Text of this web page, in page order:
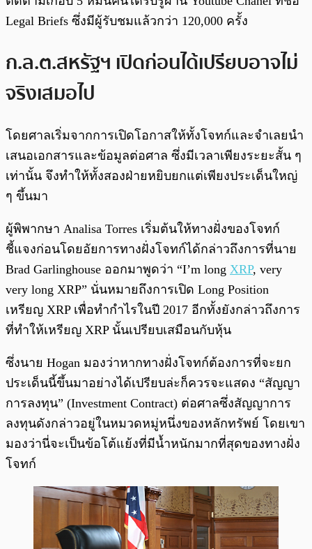
Legal Briefs ซึ่งมีผู้รับชมแล้วกว่า 120,000 ครั้ง
ก.ล.ต.สหรัฐฯ เปิดก่อนได้เปรียบอาจไม่
จริงเสมอไป
โดยศาลเริ่มจากการเปิดโอกาสให้ทั้งโจทก์และจำเลยนำ
เสนอเอกสารและข้อมูลต่อศาล ซึ่งมีเวลาเพียงระยะสั้น ๆ
เท่านั้น จึงทำให้ทั้งสองฝ่ายหยิบยกแต่เพียงประเด็นใหญ่
ๆ ขึ้นมา
ผู้พิพากษา Analisa Torres เริ่มต้นให้ทางฝั่งของโจทก์
ชี้แจงก่อนโดยอัยการทางฝั่งโจทก์ได้กล่าวถึงการที่นาย
Brad Garlinghouse ออกมาพูดว่า “I’m long XRP, very
very long XRP” นั่นหมายถึงการเปิด Long Position
เหรียญ XRP เพื่อทำกำไรในปี 2017 อีกทั้งยังกล่าวถึงการ
ที่ทำให้เหรียญ XRP นั้นเปรียบเสมือนกับหุ้น
ซึ่งนาย Hogan มองว่าหากทางฝั่งโจทก์ต้องการที่จะยก
ประเด็นนี้ขึ้นมาอย่างได้เปรียบล่ะก็ควรจะแสดง “สัญญา
การลงทุน” (Investment Contract) ต่อศาลซึ่งสัญญาการ
ลงทุนดังกล่าวอยู่ในหมวดหมู่หนึ่งของหลักทรัพย์ โดยเขา
มองว่านี่จะเป็นข้อโต้แย้งที่มีน้ำหนักมากที่สุดของทางฝั่ง
โจทก์